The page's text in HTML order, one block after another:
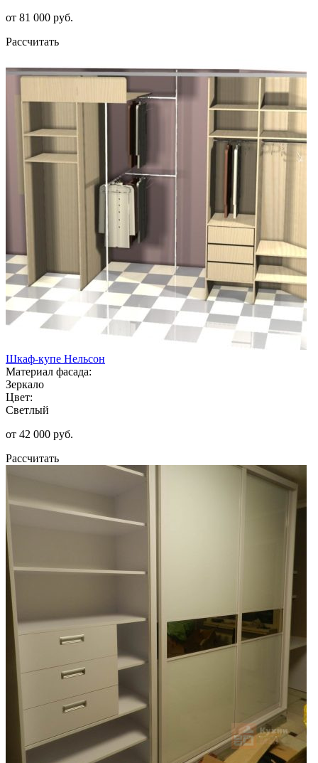
от 81 000 руб.
Рассчитать
Шкаф-купе Нельсон
Материал фасада:
Зеркало
Цвет:
Светлый
от 42 000 руб.
Рассчитать